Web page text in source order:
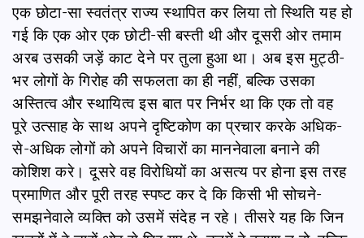
एक छोटा-सा स्वतंत्र राज्य स्थापित कर लिया तो स्थिति यह हो
गई कि एक ओर एक छोटी-सी बस्ती थी और दूसरी ओर तमाम
अरब उसकी जड़ें काट देने पर तुला हुआ था। अब इस मुट्ठी-
भर लोगों के गिरोह की सफलता का ही नहीं, बल्कि उसका
अस्तित्व और स्थायित्व इस बात पर निर्भर था कि एक तो वह
पूरे उत्साह के साथ अपने दृष्टिकोण का प्रचार करके अधिक-
से-अधिक लोगों को अपने विचारों का माननेवाला बनाने की
कोशिश करे। दूसरे वह विरोधियों का असत्य पर होना इस तरह
प्रमाणित और पूरी तरह स्पष्ट कर दे कि किसी भी सोचने-
समझनेवाले व्यक्ति को उसमें संदेह न रहे। तीसरे यह कि जिन